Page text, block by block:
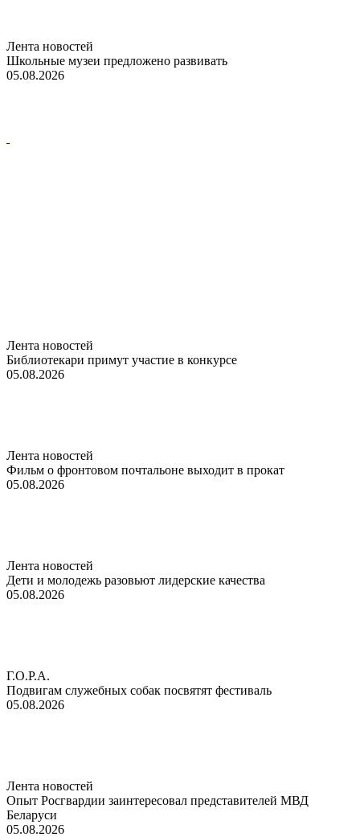
Лента новостей
Школьные музеи предложено развивать
05.08.2026
Лента новостей
Библиотекари примут участие в конкурсе
05.08.2026
Лента новостей
Фильм о фронтовом почтальоне выходит в прокат
05.08.2026
Лента новостей
Дети и молодежь разовьют лидерские качества
05.08.2026
Г.О.Р.А.
Подвигам служебных собак посвятят фестиваль
05.08.2026
Лента новостей
Опыт Росгвардии заинтересовал представителей МВД
Беларуси
05.08.2026